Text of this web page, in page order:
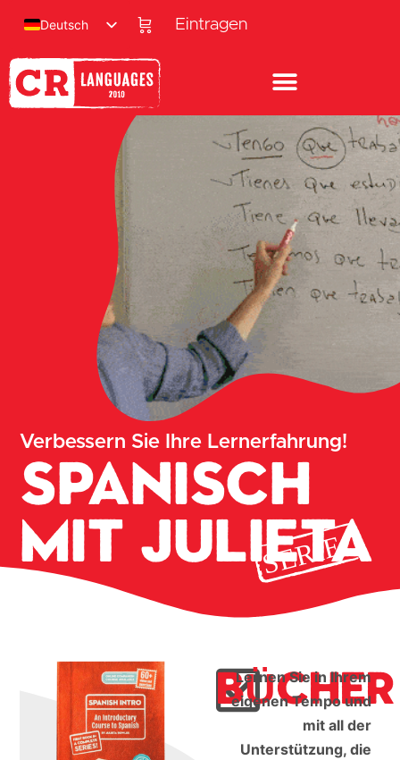
Eintragen
Deutsch
Verbessern Sie Ihre Lernerfahrung!
Spanisch
mit Julieta
SERIE
BÜCHER
Lernen Sie in Ihrem
eigenen Tempo und
mit all der
Unterstützung, die